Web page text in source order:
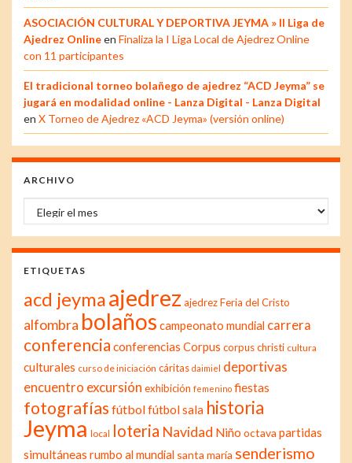
ASOCIACIÓN CULTURAL Y DEPORTIVA JEYMA » II Liga de
Ajedrez Onlineen Finaliza la I Liga Local de Ajedrez Online
con 11 participantes
El tradicional torneo bolañego de ajedrez “ACD Jeyma” se
jugará en modalidad online - Lanza Digital - Lanza Digital
en X Torneo de Ajedrez «ACD Jeyma» (versión online)
ARCHIVO
Archivo
ETIQUETAS
acd jeymaajedrez ajedrez Feria del Cristo
alfombra bolaños campeonato mundial carrera
conferencia conferencias Corpus corpus christi cultura
culturales curso de iniciación cáritas daimiel deportivas
encuentro excursión exhibición femenino fiestas
fotografías fútbolfútbol sala historia
Jeyma local loteria Navidad Niño octava partidas
simultáneas rumbo al mundial santa maría senderismo